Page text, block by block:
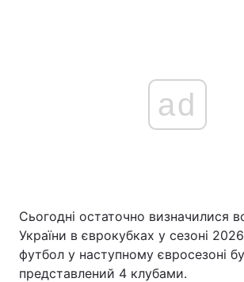
Головна Війна
Україна Політика
ad
Сьогодні остаточно визначилися
України в єврокубках у сезоні
футбол у наступному євросезоні
представлений 4 клубами.